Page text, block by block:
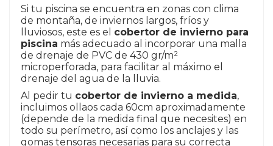
Si tu piscina se encuentra en zonas con clima
de montaña, de inviernos largos, fríos y
lluviosos, este es el cobertor de invierno para
piscina más adecuado al incorporar una malla
de drenaje de PVC de 430 gr/m²
microperforada, para facilitar al máximo el
drenaje del agua de la lluvia.
Al pedir tu cobertor de invierno a medida,
incluimos ollaos cada 60cm aproximadamente
(depende de la medida final que necesites) en
todo su perímetro, así como los anclajes y las
gomas tensoras necesarias para su correcta